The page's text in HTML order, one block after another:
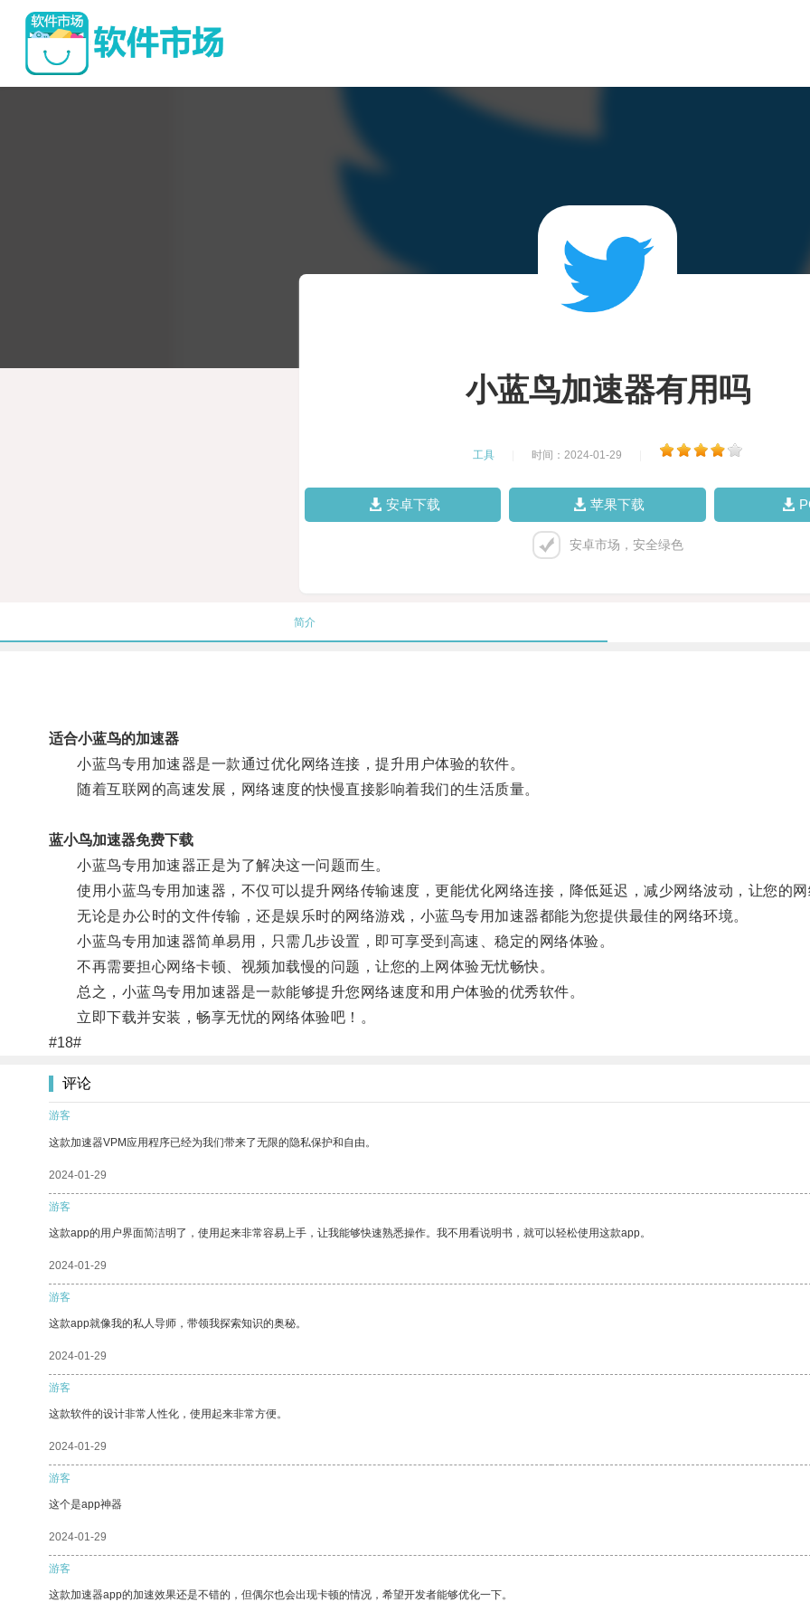
小蓝鸟加速器有用吗
工具 时间：2024-01-29
安卓下载 苹果下载
安卓市场，安全绿色
简介
适合小蓝鸟的加速器
小蓝鸟专用加速器是一款通过优化网络连接，提升用户体验的软件。
随着互联网的高速发展，网络速度的快慢直接影响着我们的生活质量。
蓝小鸟加速器免费下载
小蓝鸟专用加速器正是为了解决这一问题而生。
使用小蓝鸟专用加速器，不仅可以提升网络传输速度，更能优化网络连接，降低延迟，减少网络波动，让您的网
无论是办公时的文件传输，还是娱乐时的网络游戏，小蓝鸟专用加速器都能为您提供最佳的网络环境。
小蓝鸟专用加速器简单易用，只需几步设置，即可享受到高速、稳定的网络体验。
不再需要担心网络卡顿、视频加载慢的问题，让您的上网体验无忧畅快。
总之，小蓝鸟专用加速器是一款能够提升您网络速度和用户体验的优秀软件。
立即下载并安装，畅享无忧的网络体验吧！。
#18#
评论
游客
这款加速器VPM应用程序已经为我们带来了无限的隐私保护和自由。
2024-01-29
游客
这款app的用户界面简洁明了，使用起来非常容易上手，让我能够快速熟悉操作。我不用看说明书，就可以轻松使用这款app。
2024-01-29
游客
这款app就像我的私人导师，带领我探索知识的奥秘。
2024-01-29
游客
这款软件的设计非常人性化，使用起来非常方便。
2024-01-29
游客
这个是app神器
2024-01-29
游客
这款加速器app的加速效果还是不错的，但偶尔也会出现卡顿的情况，希望开发者能够优化一下。